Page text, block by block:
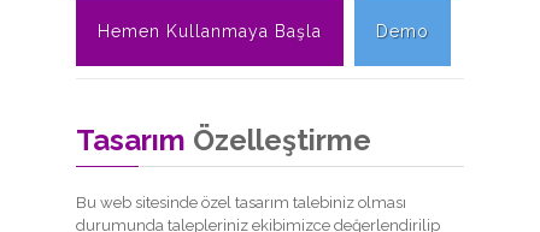
Hemen Kullanmaya Başla Demo
Tasarım Özelleştirme
Bu web sitesinde özel tasarım talebiniz olması
durumunda talepleriniz ekibimizce değerlendirilip